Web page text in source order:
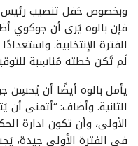
وبخصوص حَفل تنصيب رئيس
فإن بالوه يَرى أن جوكوي
الفترة الإنتخابية.
لَم تَكن خطته مُناسِبة
يأمل بالوه أيضًا أن يُحسِن
الثانية. وأضاف: “أتمنى أن
الأولى، وأن تكون ادارة
في الفترة الأولى جيدة،